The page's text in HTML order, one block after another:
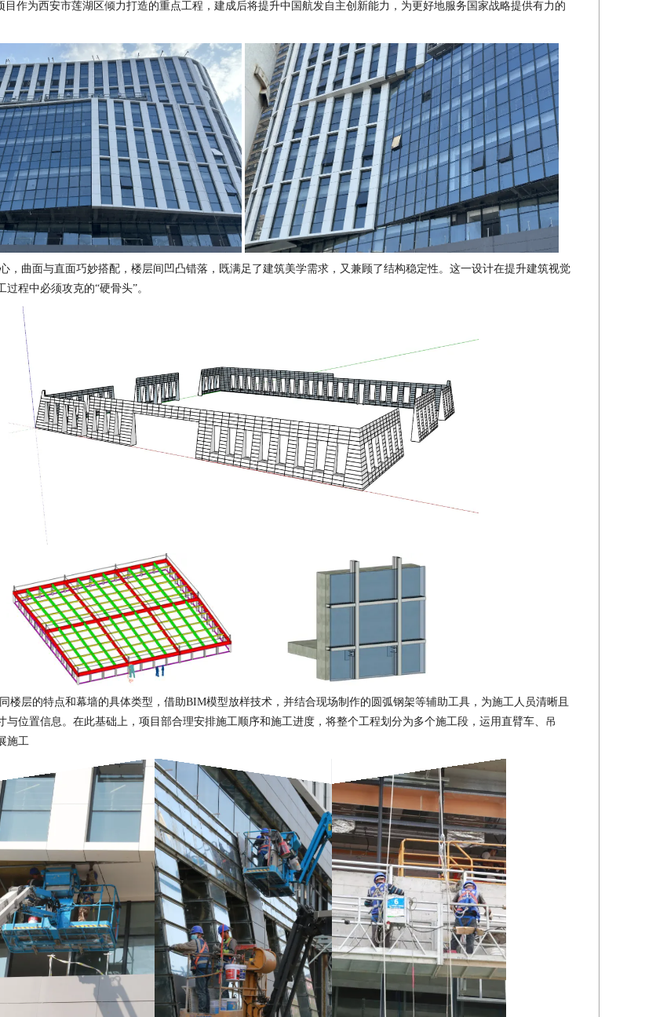
目作为西安市莲湖区倾力打造的重点工程，建成后将提升中国航发自主创新能力，为更好地服务国家战略提供有力的
，曲面与直面巧妙搭配，楼层间凹凸错落，既满足了建筑美学需求，又兼顾了结构稳定性。这一设计在提升建筑视觉
程中必须攻克的“硬骨头”。
楼层的特点和幕墙的具体类型，借助BIM模型放样技术，并结合现场制作的圆弧钢架等辅助工具，为施工人员清晰且
与位置信息。在此基础上，项目部合理安排施工顺序和施工进度，将整个工程划分为多个施工段，运用直臂车、吊
施工